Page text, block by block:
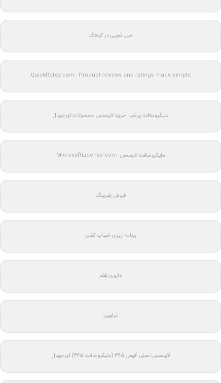
مبل شویی در کوهک
QuickRatey.com : Product reviews and ratings made simple
مایکروسافت پرشیا: خرید لایسنس محصولات اورجینال
مایکروسافت لایسنس: MicrosoftLicense.com
فروش بلبرینگ
برنامه ریزی اسباب کشی
داروی بلغم
تراوین
لایسنس اصلی آفیس ۳۶۵ (مایکروسافت ۳۶۵) اورجینال